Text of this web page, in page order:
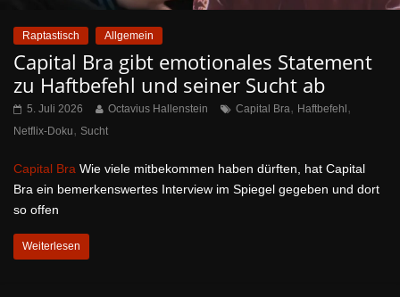
Raptastisch Allgemein
Capital Bra gibt emotionales Statement
zu Haftbefehl und seiner Sucht ab
5. Juli 2026 Octavius Hallenstein Capital Bra, Haftbefehl ,
Netflix-Doku, Sucht
Capital Bra Wie viele mitbekommen haben dürften, hat Capital
Bra ein bemerkenswertes Interview im Spiegel gegeben und dort
so offen
Weiterlesen